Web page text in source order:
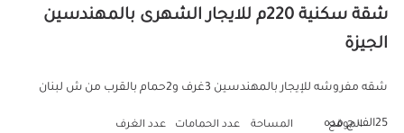
شقة سكنية 220م للايجار الشهرى بالمهندسين
الجيزة
شقه مفروشه للإيجار بالمهندسين 3غرف و2حمام بالقرب من ش لبنان
25الف ج مده الموقع المساحة عدد الحمامات عدد الغرف